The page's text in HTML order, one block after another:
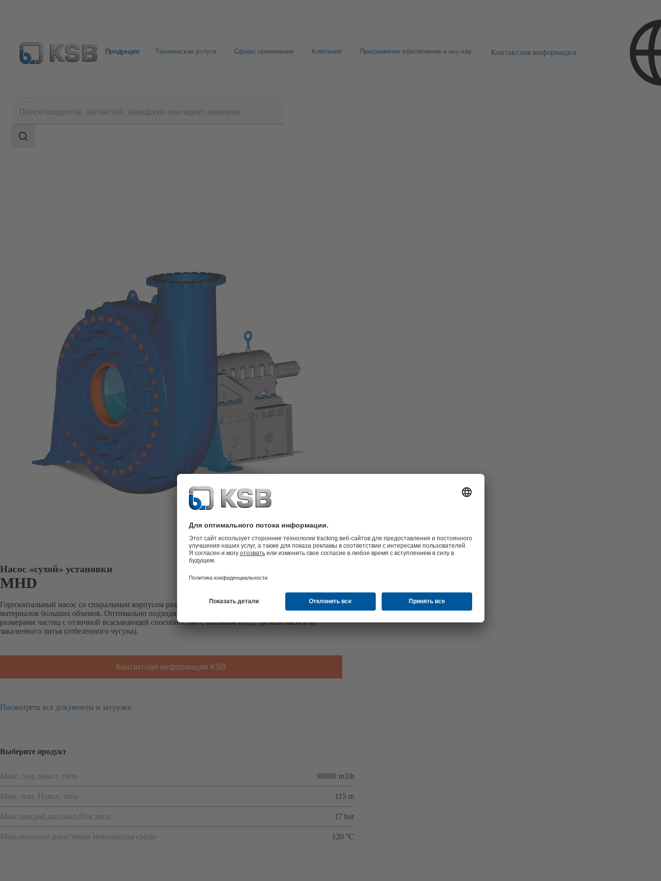
Продукция Технические услуги Сферы применения Компания Программное обеспечение и ноу-хау Контактная информация
поиска
Область
Насос «сухой» установки
MHD
Горизонтальный насос со спиральным корпусом разработан для гидротранспорта твердых
материалов больших объемов. Оптимально подходит для применения с большими и максимальными
размерами частиц с отличной всасывающей способностью с высоким КПД. Детали насоса из
закаленного литья (отбеленного чугуна).
Контактная информация KSB
Посмотреть все документы и загрузки
Выберите продукт
Макс. под. покол. типа 90000 m3/h
Макс. нап. Покол. типа 115 m
Макс.доп.раб.давл.нап.Пок.типа 17 bar
Максимальная допустимая температура среды 120 °C